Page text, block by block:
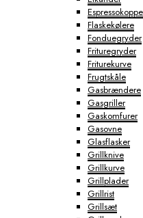
Flaskekølere
Fonduegryder
Frituregryder
Friturekurve
Frugtskåle
Gasbrændere
Gasgriller
Gaskomfurer
Gasovne
Glasflasker
Grillknive
Grillkurve
Grillplader
Grillrist
Grillsæt